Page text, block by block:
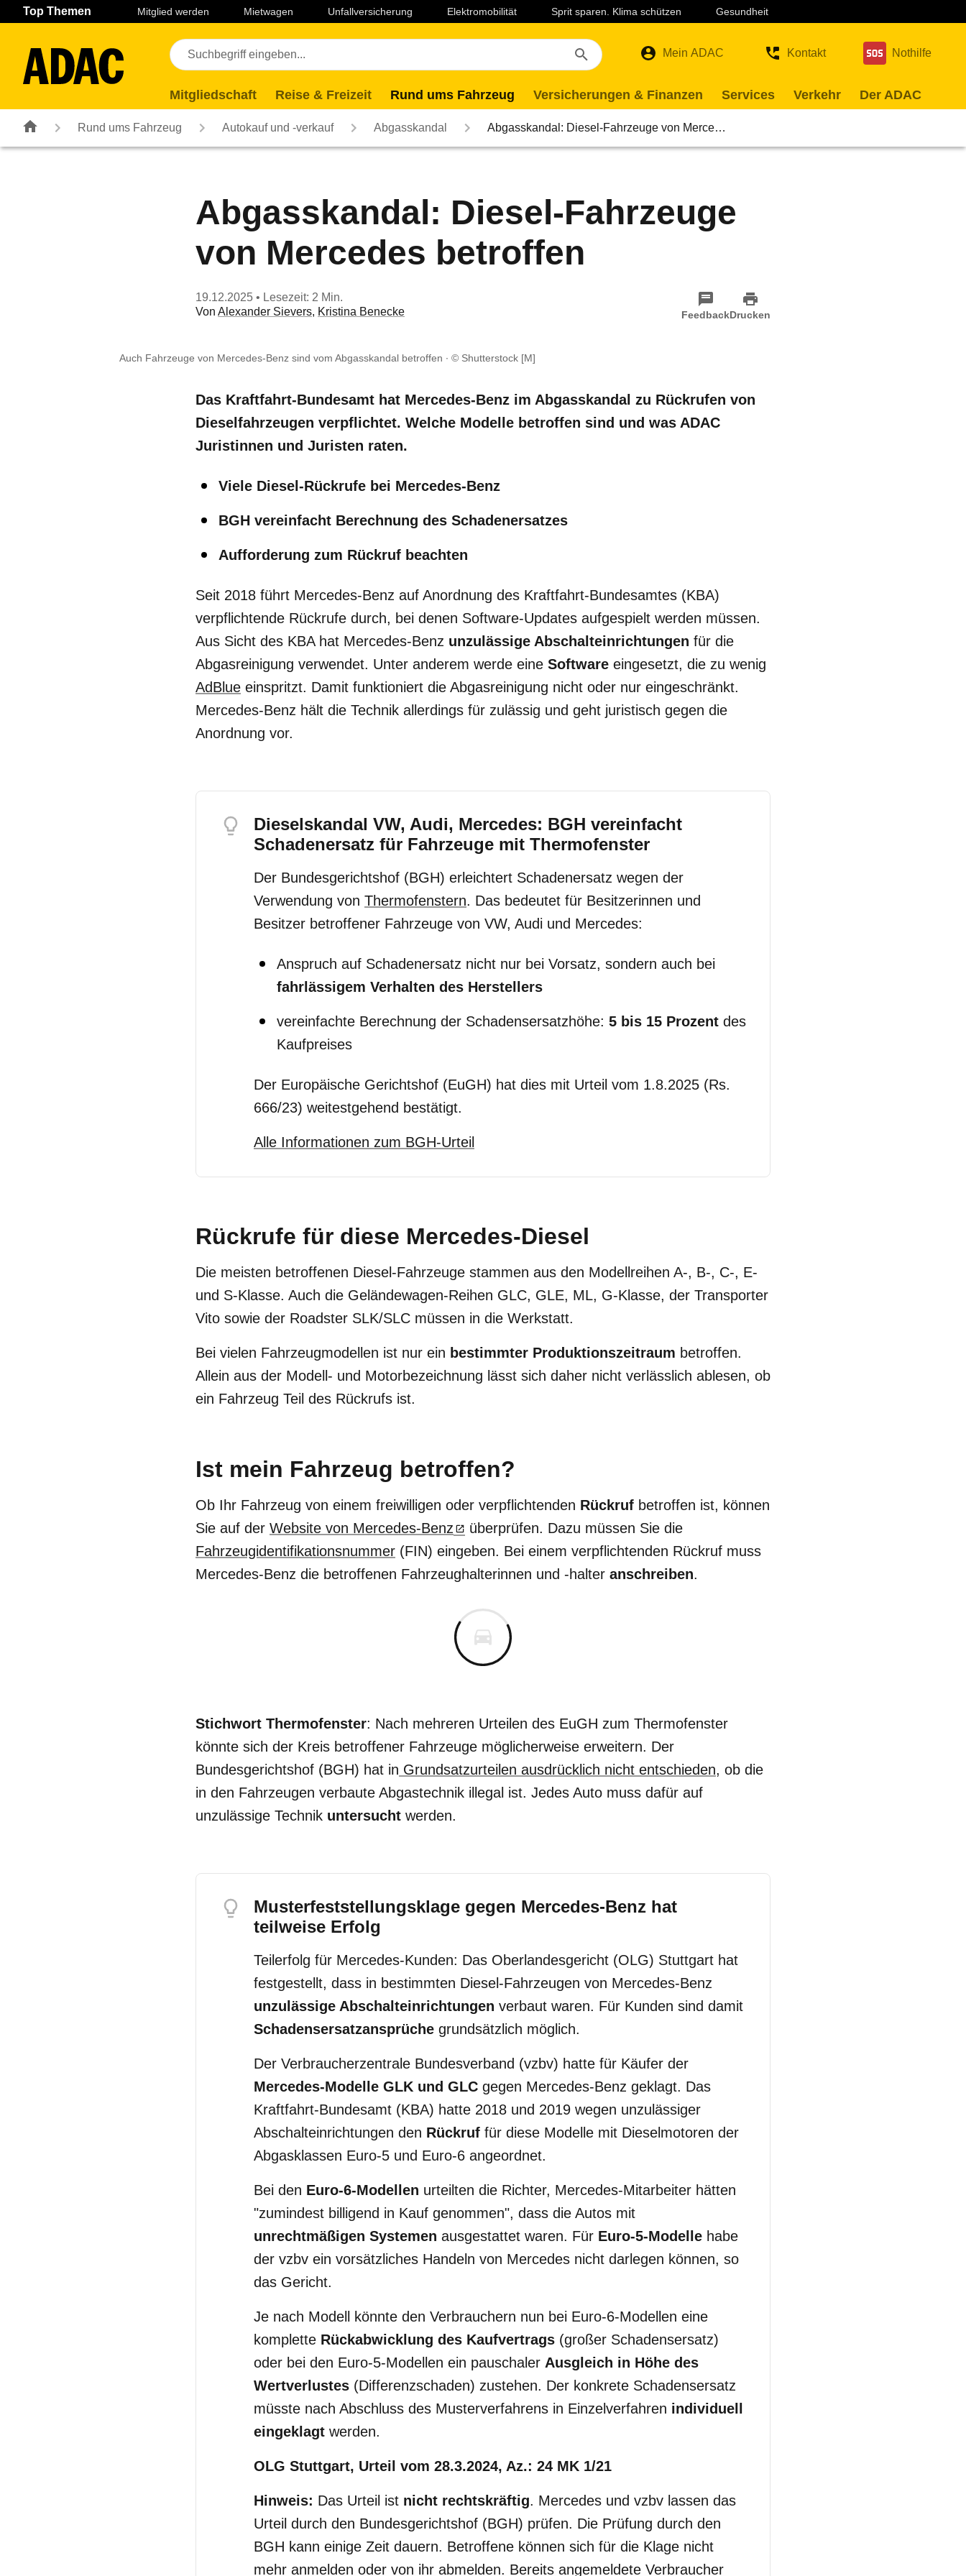
Navigation Seiteninhalt Fußzeile
Top Themen Mitglied werden Mietwagen Unfallversicherung Elektromobilität Sprit sparen. Klima schützen Gesundheit
Mein ADAC Kontakt Nothilfe
Mitgliedschaft Reise & Freizeit Rund ums Fahrzeug Versicherungen & Finanzen Services Verkehr Der ADAC
Rund ums Fahrzeug Autokauf und -verkauf Abgasskandal Abgasskandal: Diesel-Fahrzeuge von Merce…
Abgasskandal: Diesel-Fahrzeuge
von Mercedes betroffen
19.12.2025 • Lesezeit: 2 Min.
Von Alexander Sievers, Kristina Benecke FeedbackDrucken
Auch Fahrzeuge von Mercedes-Benz sind vom Abgasskandal betroffen © Shutterstock [M]
Das Kraftfahrt-Bundesamt hat Mercedes-Benz im Abgasskandal zu Rückrufen von
Dieselfahrzeugen verpflichtet. Welche Modelle betroffen sind und was ADAC
Juristinnen und Juristen raten.
Viele Diesel-Rückrufe bei Mercedes-Benz
BGH vereinfacht Berechnung des Schadenersatzes
Aufforderung zum Rückruf beachten
Seit 2018 führt Mercedes-Benz auf Anordnung des Kraftfahrt-Bundesamtes (KBA)
verpflichtende Rückrufe durch, bei denen Software-Updates aufgespielt werden müssen.
Aus Sicht des KBA hat Mercedes-Benz unzulässige Abschalteinrichtungen für die
Abgasreinigung verwendet. Unter anderem werde eine Software eingesetzt, die zu wenig
AdBlue einspritzt. Damit funktioniert die Abgasreinigung nicht oder nur eingeschränkt.
Mercedes-Benz hält die Technik allerdings für zulässig und geht juristisch gegen die
Anordnung vor.
Dieselskandal VW, Audi, Mercedes: BGH vereinfacht
Schadenersatz für Fahrzeuge mit Thermofenster
Der Bundesgerichtshof (BGH) erleichtert Schadenersatz wegen der
Verwendung von Thermofenstern. Das bedeutet für Besitzerinnen und
Besitzer betroffener Fahrzeuge von VW, Audi und Mercedes:
Anspruch auf Schadenersatz nicht nur bei Vorsatz, sondern auch bei
fahrlässigem Verhalten des Herstellers
vereinfachte Berechnung der Schadensersatzhöhe: 5 bis 15 Prozent des
Kaufpreises
Der Europäische Gerichtshof (EuGH) hat dies mit Urteil vom 1.8.2025 (Rs.
666/23) weitestgehend bestätigt.
Alle Informationen zum BGH-Urteil
Rückrufe für diese Mercedes-Diesel
Die meisten betroffenen Diesel-Fahrzeuge stammen aus den Modellreihen A-, B-, C-, E-
und S-Klasse. Auch die Geländewagen-Reihen GLC, GLE, ML, G-Klasse, der Transporter
Vito sowie der Roadster SLK/SLC müssen in die Werkstatt.
Bei vielen Fahrzeugmodellen ist nur ein bestimmter Produktionszeitraum betroffen.
Allein aus der Modell- und Motorbezeichnung lässt sich daher nicht verlässlich ablesen, ob
ein Fahrzeug Teil des Rückrufs ist.
Ist mein Fahrzeug betroffen?
Ob Ihr Fahrzeug von einem freiwilligen oder verpflichtenden Rückruf betroffen ist, können
Sie auf der Website von Mercedes-Benz
überprüfen. Dazu müssen Sie die
Fahrzeugidentifikationsnummer (FIN) eingeben. Bei einem verpflichtenden Rückruf muss
Mercedes-Benz die betroffenen Fahrzeughalterinnen und -halter anschreiben.
Stichwort Thermofenster: Nach mehreren Urteilen des EuGH zum Thermofenster
könnte sich der Kreis betroffener Fahrzeuge möglicherweise erweitern. Der
Bundesgerichtshof (BGH) hat in Grundsatzurteilen ausdrücklich nicht entschieden, ob die
in den Fahrzeugen verbaute Abgastechnik illegal ist. Jedes Auto muss dafür auf
unzulässige Technik untersucht werden.
Musterfeststellungsklage gegen Mercedes-Benz hat
teilweise Erfolg
Teilerfolg für Mercedes-Kunden: Das Oberlandesgericht (OLG) Stuttgart hat
festgestellt, dass in bestimmten Diesel-Fahrzeugen von Mercedes-Benz
unzulässige Abschalteinrichtungen verbaut waren. Für Kunden sind damit
Schadensersatzansprüche grundsätzlich möglich.
Der Verbraucherzentrale Bundesverband (vzbv) hatte für Käufer der
Mercedes-Modelle GLK und GLC gegen Mercedes-Benz geklagt. Das
Kraftfahrt-Bundesamt (KBA) hatte 2018 und 2019 wegen unzulässiger
Abschalteinrichtungen den Rückruf für diese Modelle mit Dieselmotoren der
Abgasklassen Euro-5 und Euro-6 angeordnet.
Bei den Euro-6-Modellen urteilten die Richter, Mercedes-Mitarbeiter hätten
"zumindest billigend in Kauf genommen", dass die Autos mit
unrechtmäßigen Systemen ausgestattet waren. Für Euro-5-Modelle habe
der vzbv ein vorsätzliches Handeln von Mercedes nicht darlegen können, so
das Gericht.
Je nach Modell könnte den Verbrauchern nun bei Euro-6-Modellen eine
komplette Rückabwicklung des Kaufvertrags (großer Schadensersatz)
oder bei den Euro-5-Modellen ein pauschaler Ausgleich in Höhe des
Wertverlustes (Differenzschaden) zustehen. Der konkrete Schadensersatz
müsste nach Abschluss des Musterverfahrens in Einzelverfahren individuell
eingeklagt werden.
OLG Stuttgart, Urteil vom 28.3.2024, Az.: 24 MK 1/21
Hinweis: Das Urteil ist nicht rechtskräftig. Mercedes und vzbv lassen das
Urteil durch den Bundesgerichtshof (BGH) prüfen. Die Prüfung durch den
BGH kann einige Zeit dauern. Betroffene können sich für die Klage nicht
mehr anmelden oder von ihr abmelden. Bereits angemeldete Verbraucher